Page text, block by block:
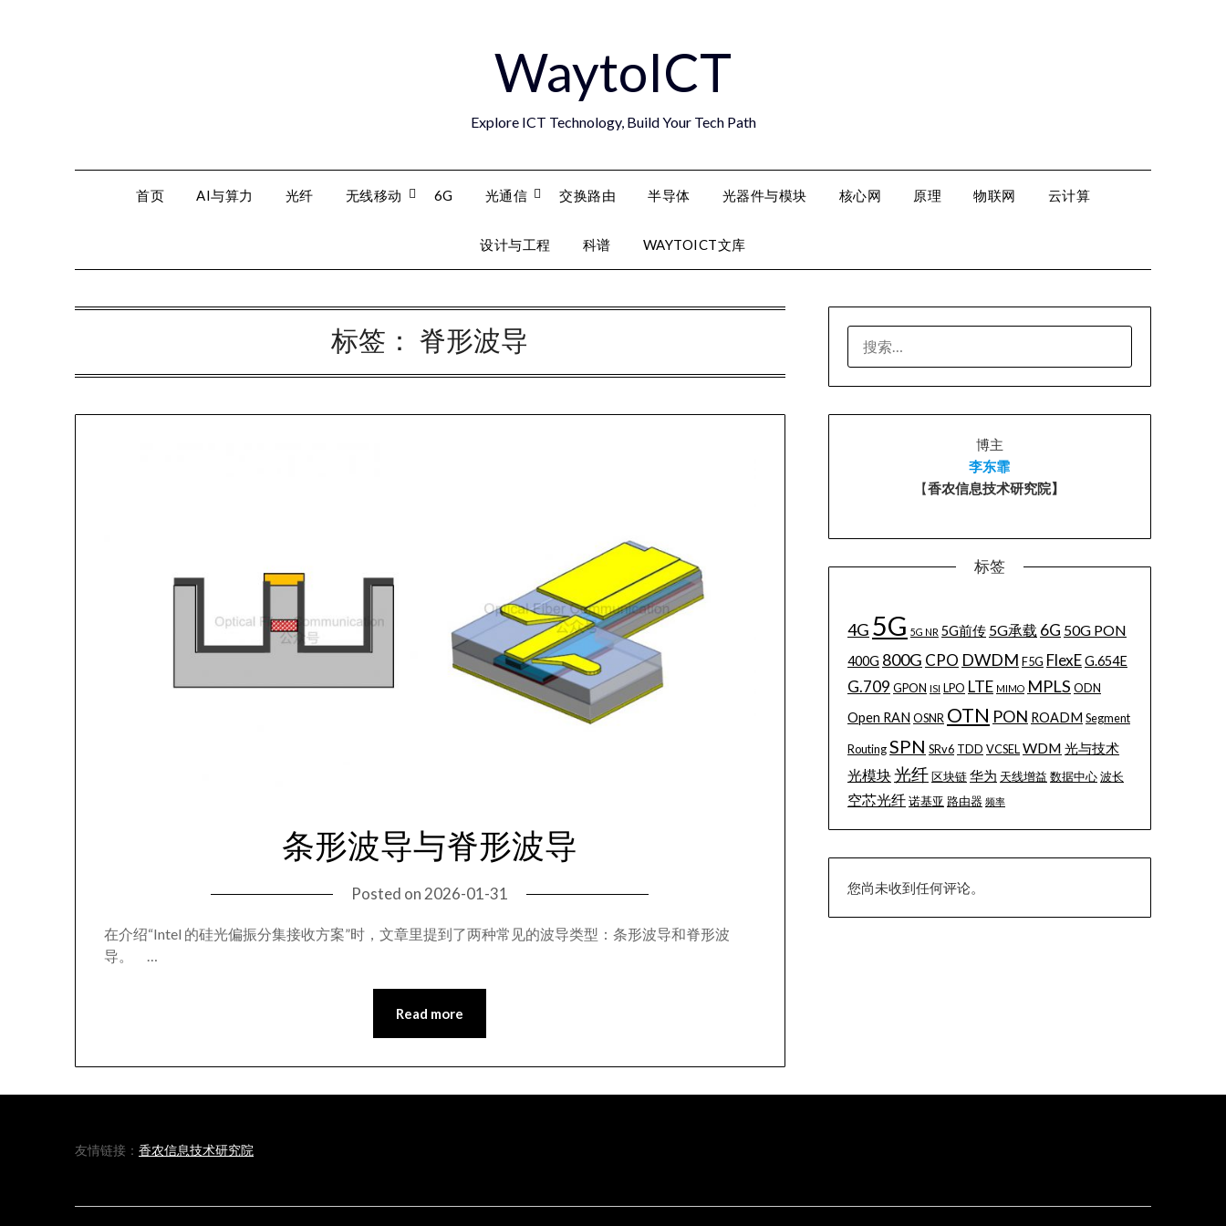
WaytoICT
Explore ICT Technology, Build Your Tech Path
首页 AI与算力 光纤 无线移动 6G 光通信 交换路由 半导体 光器件与模块 核心网 原理 物联网 云计算
设计与工程 科谱 WAYTOICT文库
标签： 脊形波导
条形波导与脊形波导
Posted on 2026-01-31
在介绍“Intel 的硅光偏振分集接收方案”时，文章里提到了两种常见的波导类型：条形波导和脊形波
导。 …
Read more
索：
博主
李东霏
【香农信息技术研究院】
标签
4G 5G 5G NR 5G前传 5G承载 6G 50G PON
400G 800G CPO DWDM F5G FlexEG.654E
G.709 GPON ISI LPO LTE MIMO MPLS ODN
Open RAN OSNR OTN PON ROADM Segment
RoutingSPN SRv6 TDD VCSELWDM 光与技术
光模块光纤区块链华为 天线增益 数据中心波长
空芯光纤诺基亚 路由器 频率
您尚未收到任何评论。
友情链接： 香农信息技术研究院